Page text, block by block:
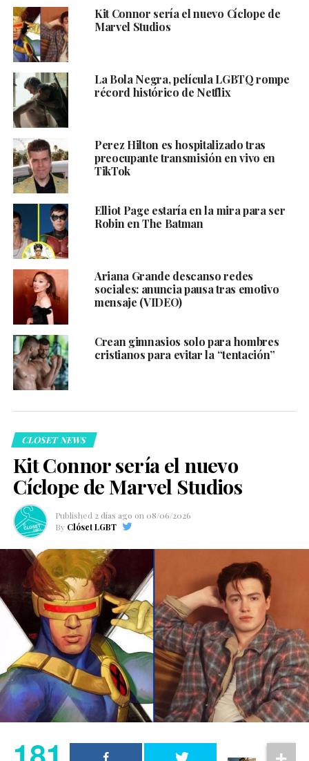
Kit Connor sería el nuevo Cíclope de
Marvel Studios
La Bola Negra, película LGBTQ rompe
récord histórico de Netflix
Perez Hilton es hospitalizado tras
preocupante transmisión en vivo en
TikTok
Elliot Page estaría en la mira para ser
Robin en The Batman
Ariana Grande descanso redes
sociales: anuncia pausa tras emotivo
mensaje (VIDEO)
Crean gimnasios solo para hombres
cristianos para evitar la “tentación”
CLOSET NEWS
Kit Connor sería el nuevo
Cíclope de Marvel Studios
Published 2 días ago on 08/06/2026
By Clóset LGBT